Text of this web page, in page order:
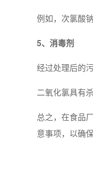
例如，次氯酸
5、消毒剂
经过处理后的
二氧化氯具有
总之，在食品
意事项，以确